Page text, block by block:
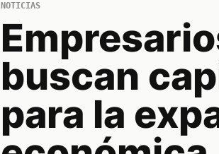
NOTICIAS
buscan
para la